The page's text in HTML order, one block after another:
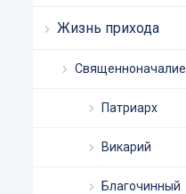
Жизнь прихода
Священноначалие
Патриарх
Викарий
Благочинный